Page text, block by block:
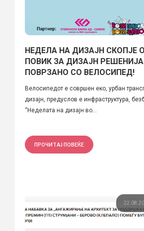
НЕДЕЛА НА ДИЗАЈН СКОПЈЕ
ПОВИК ЗА ДИЗАЈН РЕШЕНИЈА
ПОВРЗАНО СО ВЕЛОСИПЕД!
Велосипедот е совршен еко, урбан
дизајн, предуслов е инфраструктура,
“Неделата на дизајн во...
ПРОЧИТАЈ ПОВЕЌЕ